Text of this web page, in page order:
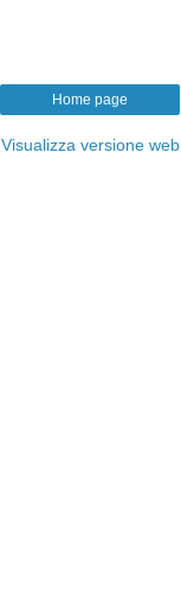
Home page
Visualizza versione web